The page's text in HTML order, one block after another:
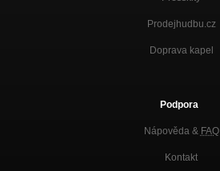
Prodejhudbu.cz
Doprava kapel
Podpora
Nápověda & FAQ
Kontakt